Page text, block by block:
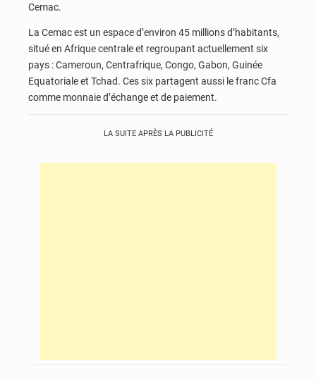
Cemac.
La Cemac est un espace d’environ 45 millions d’habitants,
situé en Afrique centrale et regroupant actuellement six
pays : Cameroun, Centrafrique, Congo, Gabon, Guinée
Equatoriale et Tchad. Ces six partagent aussi le franc Cfa
comme monnaie d’échange et de paiement.
LA SUITE APRÈS LA PUBLICITÉ